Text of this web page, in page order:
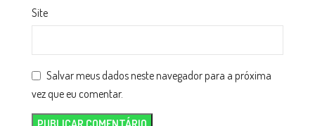
Site
Salvar meus dados neste navegador para a próxima
vez que eu comentar.